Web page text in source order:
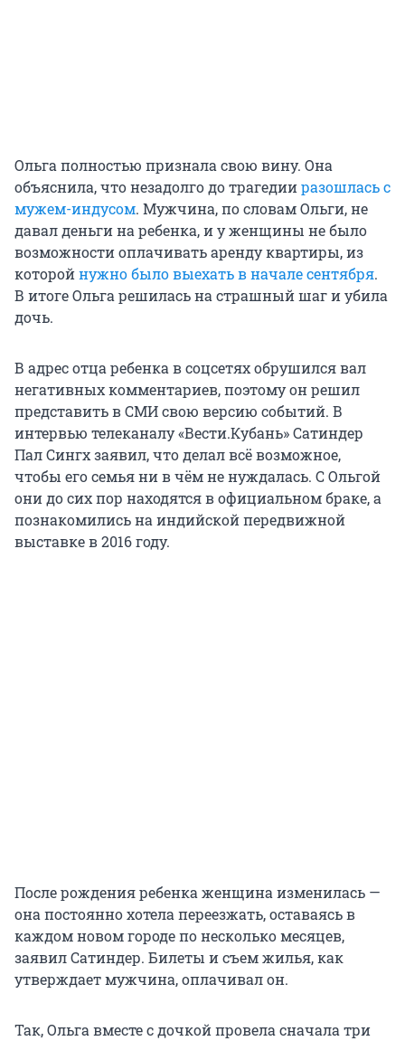
Ольга полностью признала свою вину. Она
объяснила, что незадолго до трагедииразошлась с
мужем-индусом. Мужчина, по словам Ольги, не
давал деньги на ребенка, и у женщины не было
возможности оплачивать аренду квартиры, из
которойнужно было выехать в начале сентября.
В итоге Ольга решилась на страшный шаг и убила
дочь.
В адрес отца ребенка в соцсетях обрушился вал
негативных комментариев, поэтому он решил
представить в СМИ свою версию событий. В
интервью телеканалу «Вести.Кубань» Сатиндер
Пал Сингх заявил, что делал всё возможное,
чтобы его семья ни в чём не нуждалась. С Ольгой
они до сих пор находятся в официальном браке, а
познакомились на индийской передвижной
выставке в 2016 году.
После рождения ребенка женщина изменилась —
она постоянно хотела переезжать, оставаясь в
каждом новом городе по несколько месяцев,
заявил Сатиндер. Билеты и съем жилья, как
утверждает мужчина, оплачивал он.
Так, Ольга вместе с дочкой провела сначала три